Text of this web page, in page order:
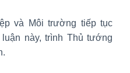
và Môi trường tiếp tục
này, trình Thủ tướng